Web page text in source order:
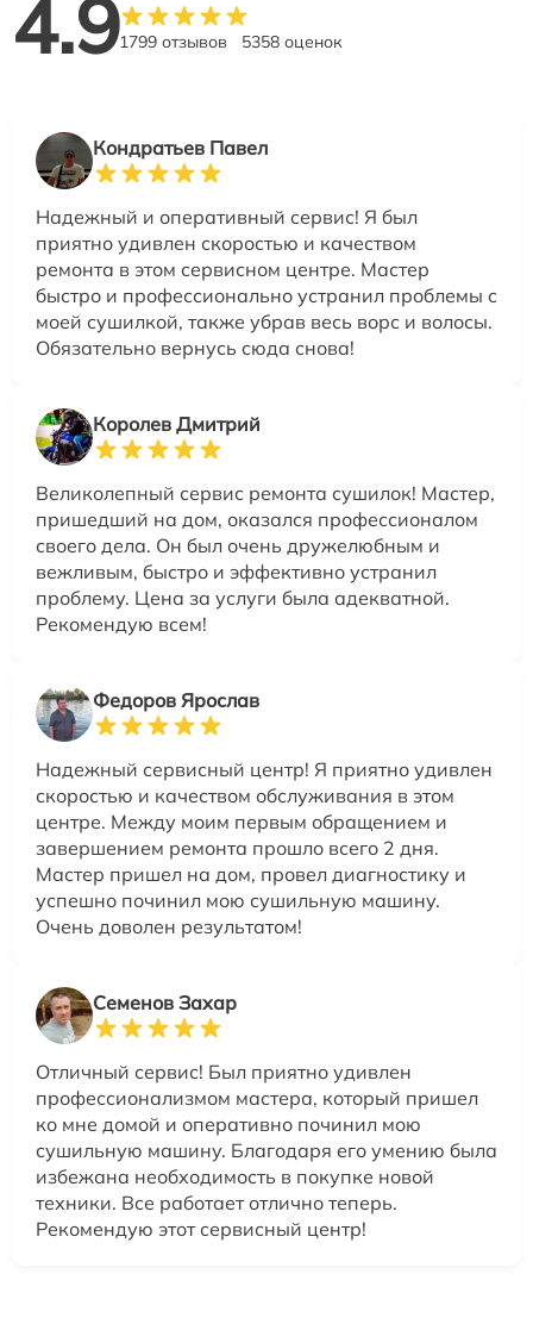
4.91799 отзывов 5358 оценок
Кондратьев Павел
Надежный и оперативный сервис! Я был
приятно удивлен скоростью и качеством
ремонта в этом сервисном центре. Мастер
быстро и профессионально устранил проблемы с
моей сушилкой, также убрав весь ворс и волосы.
Обязательно вернусь сюда снова!
Королев Дмитрий
Великолепный сервис ремонта сушилок! Мастер,
пришедший на дом, оказался профессионалом
своего дела. Он был очень дружелюбным и
вежливым, быстро и эффективно устранил
проблему. Цена за услуги была адекватной.
Рекомендую всем!
Федоров Ярослав
Надежный сервисный центр! Я приятно удивлен
скоростью и качеством обслуживания в этом
центре. Между моим первым обращением и
завершением ремонта прошло всего 2 дня.
Мастер пришел на дом, провел диагностику и
успешно починил мою сушильную машину.
Очень доволен результатом!
Семенов Захар
Отличный сервис! Был приятно удивлен
профессионализмом мастера, который пришел
ко мне домой и оперативно починил мою
сушильную машину. Благодаря его умению была
избежана необходимость в покупке новой
техники. Все работает отлично теперь.
Рекомендую этот сервисный центр!